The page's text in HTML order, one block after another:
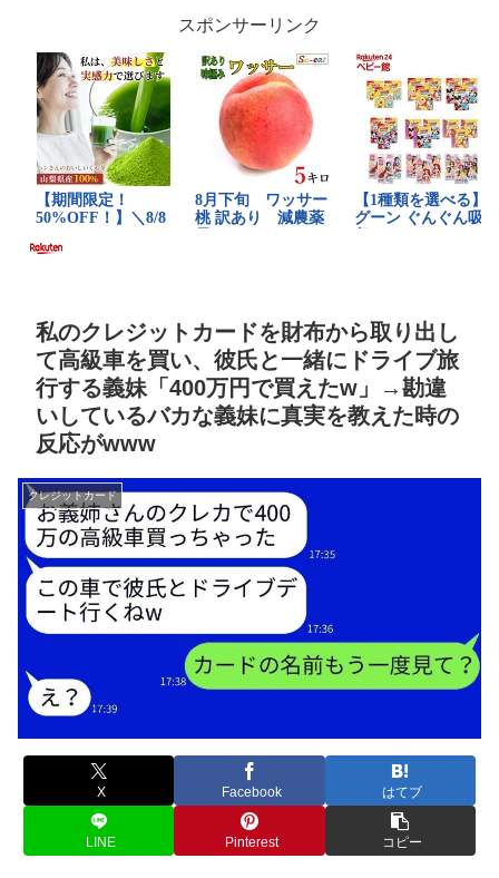
スポンサーリンク
私のクレジットカードを財布から取り出し
て高級車を買い、彼氏と一緒にドライブ旅
行する義妹「400万円で買えたw」→勘違
いしているバカな義妹に真実を教えた時の
反応がwww
クレジットカード
X Facebook はてブ
LINE Pinterest コピー